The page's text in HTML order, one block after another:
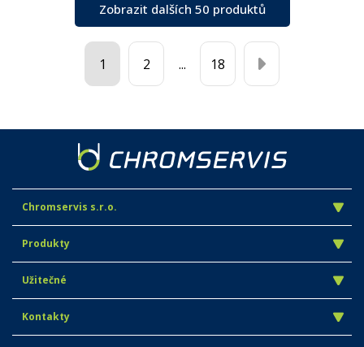
Zobrazit dalších 50 produktů
1 2 ... 18
Chromservis s.r.o.
Produkty
Užitečné
Kontakty